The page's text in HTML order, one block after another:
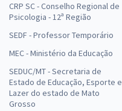
CRP SC - Conselho Regional de
Psicologia - 12ª Região
SEDF - Professor Temporário
MEC - Ministério da Educação
SEDUC/MT - Secretaria de
Estado de Educação, Esporte e
Lazer do estado de Mato
Grosso